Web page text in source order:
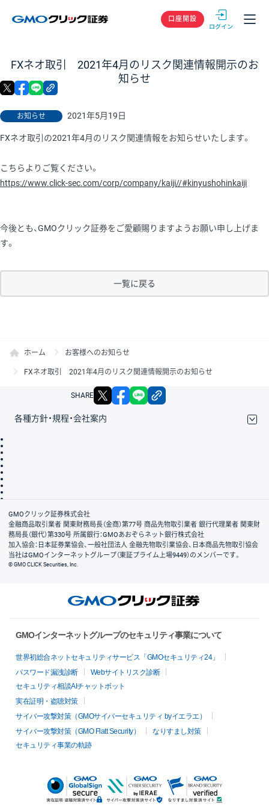
GMOクリック
口座開設
FXネオ取引 2021年4月のリスク関連情報開示のお
知らせ
お知らせ 2021年5月19日
X facebook
FXネオ取引の2021年4月のリスク関連情報をお知らせいたします。
こちらよりご覧ください。
https://www.click-sec.com/corp/company/kaiji//#kinyushohinkaiji
今後とも、GMOクリック証券をご愛顧賜りますようお願い申し上げま
す。
一覧に戻る
ホーム お客様へのお知らせ
FXネオ取引 2021年4月のリスク関連情報開示のお知らせ
SHARE X facebook
各種方針・規程・会社案内
会社案内
GMOクリック証券株式会社
金融商品取引業者 関東財務局長（金商）第77号 商品先物取引業者 銀行代理業者 関東財
務局長（銀代）第330号 所属銀行：GMOあおぞらネット銀行株式会社
加入協会：日本証券業協会、一般社団法人 金融先物取引業協会、日本商品先物取引協会
当社はGMOインターネットグループ（東証プライム上場9449）のメンバーです。
© GMO CLICK Securities, Inc.
GMOインターネットグループのセキュリティ事業について
世界初総合ネットセキュリティサービス「GMOセキュリティ24」
パスワード漏洩診断
Webサイトリスク診断
セキュリティ相談AIチャットボット
実在証明・盗聴対策
サイバー攻撃対策（GMOサイバーセキュリティ byイエラエ）
サイバー攻撃対策（GMO Flatt Security）
なりすまし対策
セキュリティ事業の軌跡